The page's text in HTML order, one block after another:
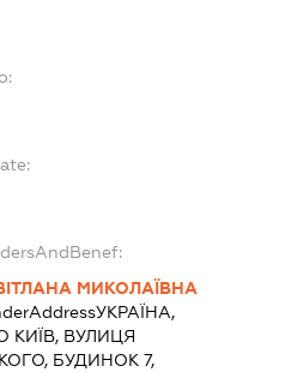
МИКОЛАЇВНА
УКРАЇНА,
КИЇВ, ВУЛИЦЯ
БУДИНОК 7,